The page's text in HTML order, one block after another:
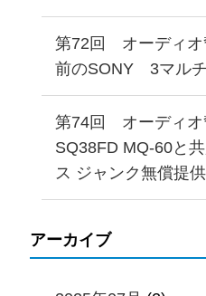
第72回 オーディ
前のSONY 3マルチ
第74回 オーディ
SQ38FD MQ-60と
ス ジャンク無償提供
アーカイブ